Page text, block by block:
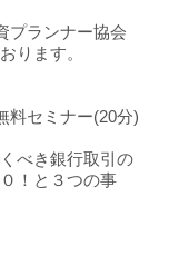
プランナー協会
ります。
料セミナー(20分)
べき銀行取引の
つの事